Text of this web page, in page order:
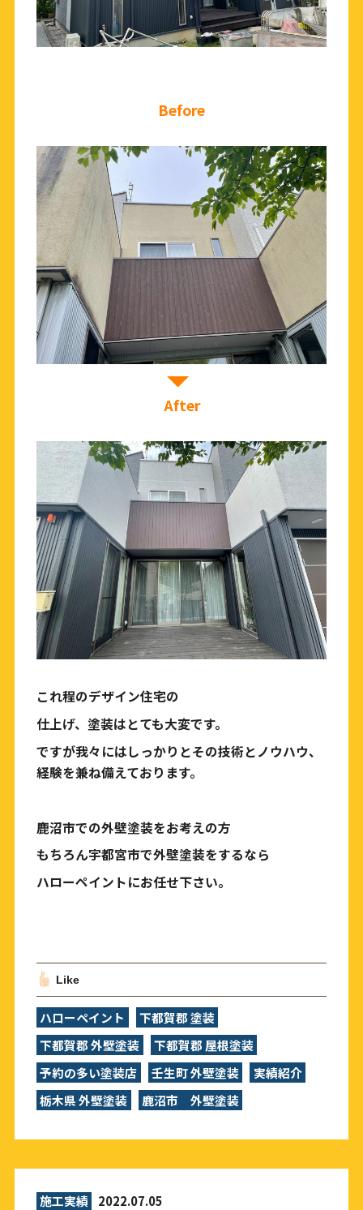
Before
After
これ程のデザイン住宅の
仕上げ、塗装はとても大変です。
ですが我々にはしっかりとその技術とノウハウ、
経験を兼ね備えております。
鹿沼市での外壁塗装をお考えの方
もちろん宇都宮市で外壁塗装をするなら
ハローペイントにお任せ下さい。
Like
ハローペイント
下都賀郡 塗装
下都賀郡 外壁塗装
下都賀郡 屋根塗装
予約の多い塗装店
壬生町 外壁塗装
実績紹介
栃木県 外壁塗装
鹿沼市 外壁塗装
施工実績 2022.07.05